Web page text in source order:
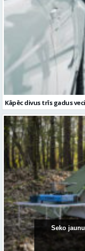
Kāpēc divus trīs gadus
Kā izvēlēties izturīgu
salīdzinājums
Seko